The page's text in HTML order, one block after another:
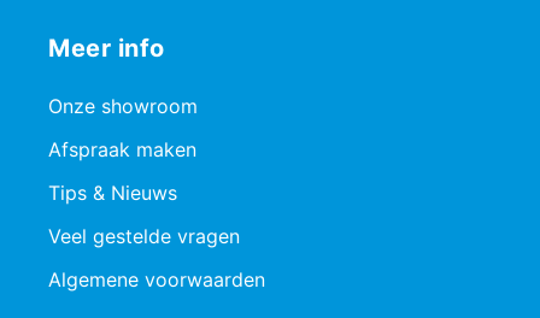
Meer info
Onze showroom
Afspraak maken
Tips & Nieuws
Veel gestelde vragen
Algemene voorwaarden